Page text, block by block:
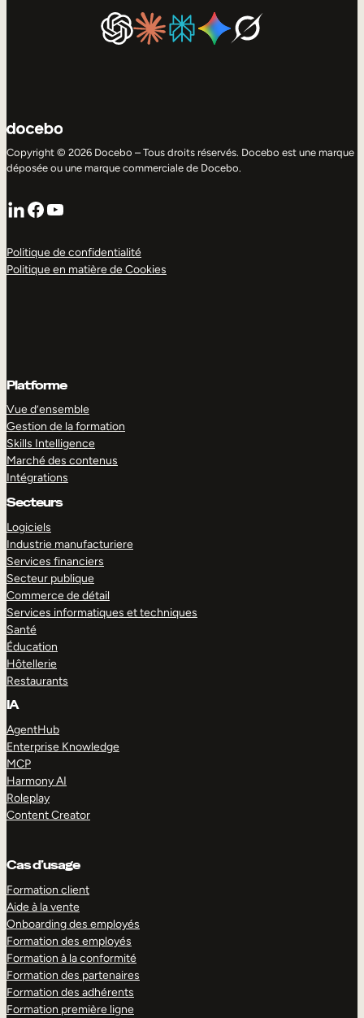
Copyright © 2026 Docebo – Tous droits réservés. Docebo est une marque
déposée ou une marque commerciale de Docebo.
LinkedIn
Facebook
YouTube
Politique de confidentialité
Politique en matière de Cookies
Platforme
Vue d’ensemble
Gestion de la formation
Skills Intelligence
Marché des contenus
Intégrations
Secteurs
Logiciels
Industrie manufacturiere
Services financiers
Secteur publique
Commerce de détail
Services informatiques et techniques
Santé
Éducation
Hôtellerie
Restaurants
IA
AgentHub
Enterprise Knowledge
MCP
Harmony AI
Roleplay
Content Creator
Cas d’usage
Formation client
Aide à la vente
Onboarding des employés
Formation des employés
Formation à la conformité
Formation des partenaires
Formation des adhérents
Formation première ligne